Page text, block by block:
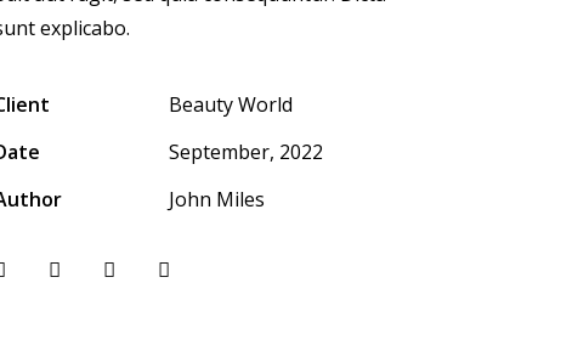
explicabo.
Beauty World
September, 2022
John Miles